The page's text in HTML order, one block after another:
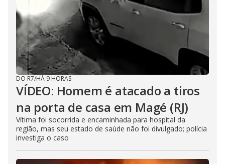
DO R7/HÁ 9 HORAS
VÍDEO: Homem é atacado a tiros
na porta de casa em Magé (RJ)
Vítima foi socorrida e encaminhada para hospital da
região, mas seu estado de saúde não foi divulgado; polícia
investiga o caso